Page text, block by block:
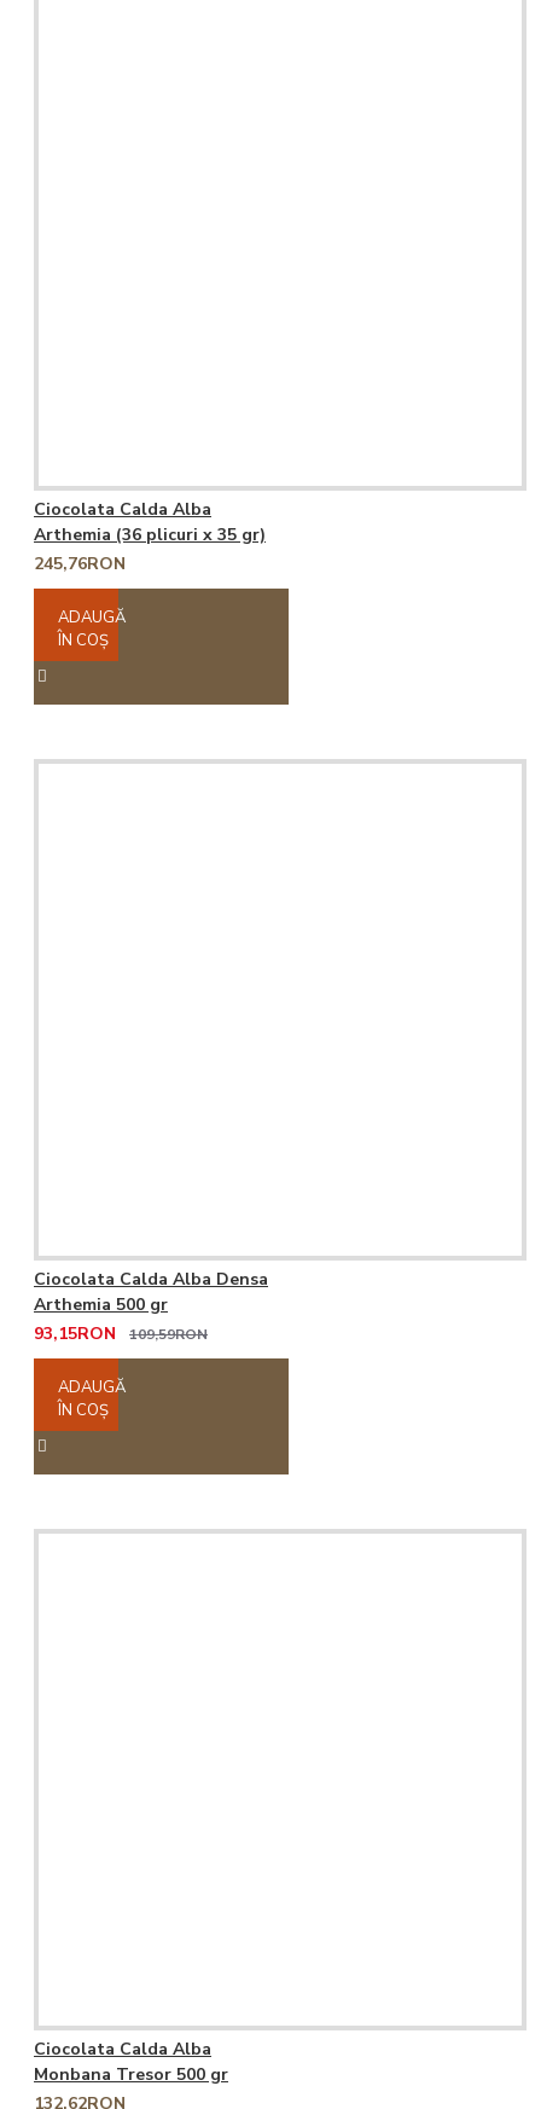
Ciocolata Calda Alba
Arthemia (36 plicuri x 35 gr)
245,76RON
ADAUGĂ
ÎN COŞ
Ciocolata Calda Alba Densa
Arthemia 500 gr
93,15RON
109,59RON
ADAUGĂ
ÎN COŞ
Ciocolata Calda Alba
Monbana Tresor 500 gr
132,62RON